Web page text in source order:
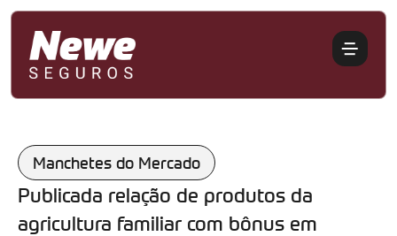
Manchetes do Mercado
Publicada relação de produtos da
agricultura familiar com bônus em